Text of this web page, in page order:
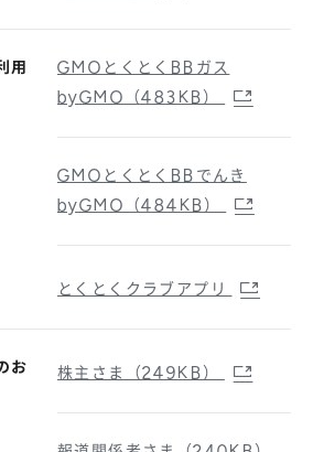
用
GMOとくとくBBガス
byGMO（483KB）
GMOとくとくBBでんき
byGMO（484KB）
とくとくクラブアプリ
お
株主さま（249KB）